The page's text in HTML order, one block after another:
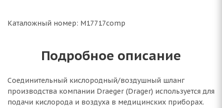
Каталожный номер: M17717comp
Подробное описание
Соединительный кислородный/воздушный шланг
производства компании Draeger (Drager) используется для
подачи кислорода и воздуха в медицинских приборах.